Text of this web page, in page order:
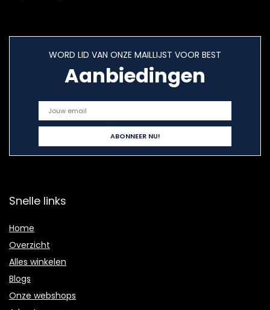
WORD LID VAN ONZE MAILLIJST VOOR BEST
Aanbiedingen
Snelle links
Home
Overzicht
Alles winkelen
Blogs
Onze webshops